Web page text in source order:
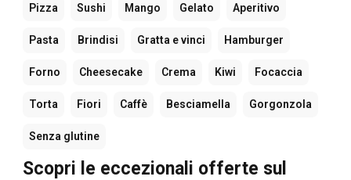
Pizza Sushi Mango Gelato Aperitivo
Pasta Brindisi Gratta e vinci Hamburger
Forno Cheesecake Crema Kiwi Focaccia
Torta Fiori Caffè Besciamella Gorgonzola
Senza glutine
Scopri le eccezionali offerte sul